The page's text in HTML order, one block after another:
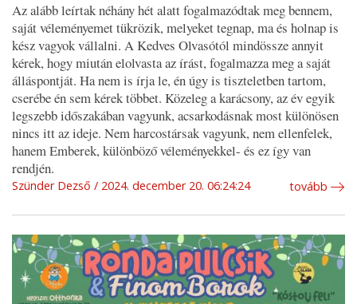
Az alább leírtak néhány hét alatt fogalmazódtak meg bennem,
saját véleményemet tükrözik, melyeket tegnap, ma és holnap is
kész vagyok vállalni. A Kedves Olvasótól mindössze annyit
kérek, hogy miután elolvasta az írást, fogalmazza meg a saját
álláspontját. Ha nem is írja le, én úgy is tiszteletben tartom,
cserébe én sem kérek többet. Közeleg a karácsony, az év egyik
legszebb időszakában vagyunk, acsarkodásnak most különösen
nincs itt az ideje. Nem harcostársak vagyunk, nem ellenfelek,
hanem Emberek, különböző véleményekkel- és ez így van
rendjén.
Szünder Dezső 2024. december 20. 06:24:24 tovább